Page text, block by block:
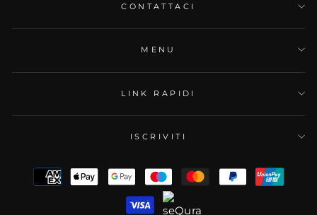
Molto bello, curato nei dettagli e comodo!
Ottima anche l’assistenza.
serietà e professionalità
Simone M.
CONTATTACI
MENU
LINK RAPIDI
ISCRIVITI